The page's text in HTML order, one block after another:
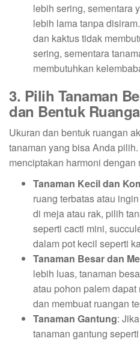
lebih sering, sementara
lebih lama tanpa
dan kaktus tidak
sering, sementara
membutuhkan
3. Pilih Tanaman
dan Bentuk
Ukuran dan bentuk ruangan
tanaman yang bisa Anda
menciptakan harmoni dengan
Tanaman Kecil dan
ruang terbatas atau
di meja atau rak, pilih
seperti cacti mini,
dalam pot kecil seperti
Tanaman Besar dan
lebih luas, tanaman
atau pohon palem
dan membuat ruangan
Tanaman Gantung:
tanaman gantung